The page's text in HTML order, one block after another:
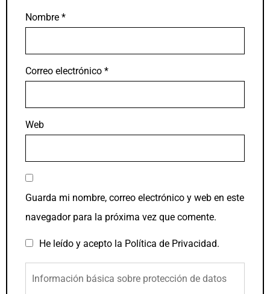
Nombre *
Correo electrónico *
Web
Guarda mi nombre, correo electrónico y web en este
navegador para la próxima vez que comente.
He leído y acepto la Política de Privacidad.
Información básica sobre protección de datos